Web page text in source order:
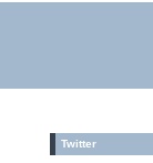
Twitter